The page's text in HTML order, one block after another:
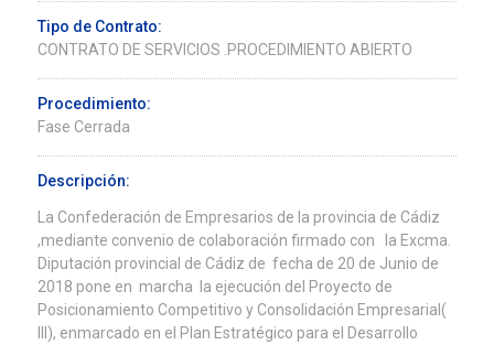
Tipo de Contrato:
CONTRATO DE SERVICIOS .PROCEDIMIENTO ABIERTO
Procedimiento:
Fase Cerrada
Descripción:
La Confederación de Empresarios de la provincia de Cádiz
,mediante convenio de colaboración firmado con la Excma.
Diputación provincial de Cádiz de fecha de 20 de Junio de
2018 pone en marcha la ejecución del Proyecto de
Posicionamiento Competitivo y Consolidación Empresarial(
III), enmarcado en el Plan Estratégico para el Desarrollo